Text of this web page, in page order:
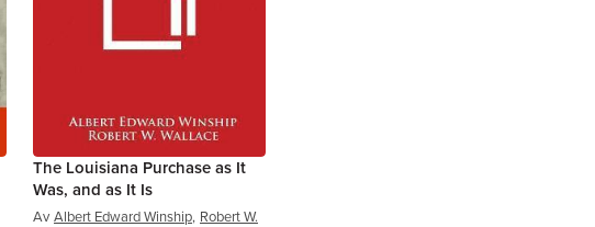
The Louisiana Purchase as It
Was, and as It Is
Av Albert Edward Winship, Robert W.